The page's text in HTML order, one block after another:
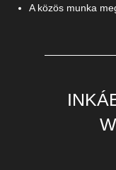
A közös munka